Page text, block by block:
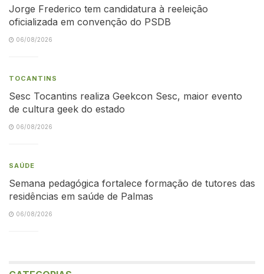
Jorge Frederico tem candidatura à reeleição
oficializada em convenção do PSDB
06/08/2026
TOCANTINS
Sesc Tocantins realiza Geekcon Sesc, maior evento
de cultura geek do estado
06/08/2026
SAÚDE
Semana pedagógica fortalece formação de tutores das
residências em saúde de Palmas
06/08/2026